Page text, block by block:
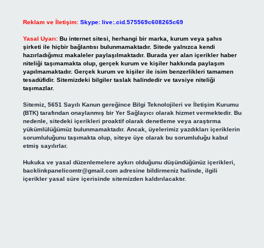
Reklam ve İletişim: Skype: live:.cid.575569c608265c69
Yasal Uyarı: Bu internet sitesi, herhangi bir marka, kurum veya şahıs
şirketi ile hiçbir bağlantısı bulunmamaktadır. Sitede yalnızca kendi
hazırladığımız makaleler paylaşılmaktadır. Burada yer alan içerikler haber
niteliği taşımamakta olup, gerçek kurum ve kişiler hakkında paylaşım
yapılmamaktadır. Gerçek kurum ve kişiler ile isim benzerlikleri tamamen
tesadüfidir. Sitemizdeki bilgiler taslak halindedir ve tavsiye niteliği
taşımazlar.
Sitemiz, 5651 Sayılı Kanun gereğince Bilgi Teknolojileri ve İletişim Kurumu
(BTK) tarafından onaylanmış bir Yer Sağlayıcı olarak hizmet vermektedir. Bu
nedenle, sitedeki içerikleri proaktif olarak denetleme veya araştırma
yükümlülüğümüz bulunmamaktadır. Ancak, üyelerimiz yazdıkları içeriklerin
sorumluluğunu taşımakta olup, siteye üye olarak bu sorumluluğu kabul
etmiş sayılırlar.
Hukuka ve yasal düzenlemelere aykırı olduğunu düşündüğünüz içerikleri,
backlinkpanelicomtr@gmail.comadresine bildirmeniz halinde, ilgili
içerikler yasal süre içerisinde sitemizden kaldırılacaktır.